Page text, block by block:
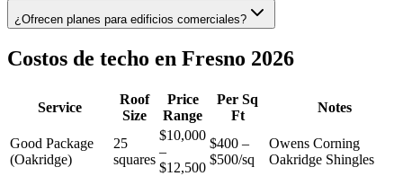
¿Ofrecen planes para edificios comerciales?
Costos de techo en Fresno 2026
Service
Roof
Size
Price
Range
Per Sq
Ft
Notes
Good Package
(Oakridge)
25
squares
$10,000
–
$12,500
$400 –
$500/sq
Owens Corning
Oakridge Shingles